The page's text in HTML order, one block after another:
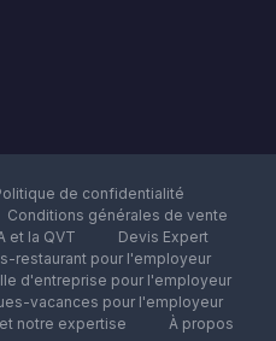
de confidentialité
Conditions générales de vente
et la QVT
Devis Expert
restaurant pour l'employeur
d'entreprise pour l'employeur
vacances pour l'employeur
notre expertise
À propos